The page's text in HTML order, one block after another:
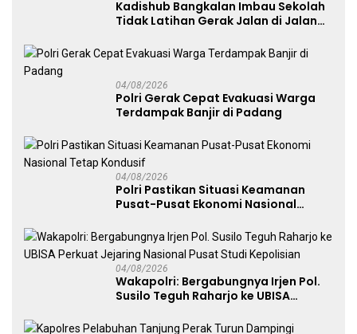
Kadishub Bangkalan Imbau Sekolah
Tidak Latihan Gerak Jalan di Jalan
04/08/2026
Polri Gerak Cepat Evakuasi Warga
Terdampak Banjir di Padang
04/08/2026
Polri Pastikan Situasi Keamanan
Pusat-Pusat Ekonomi Nasional
04/08/2026
Wakapolri: Bergabungnya Irjen Pol.
Susilo Teguh Raharjo ke UBISA
Studi Kepolisian